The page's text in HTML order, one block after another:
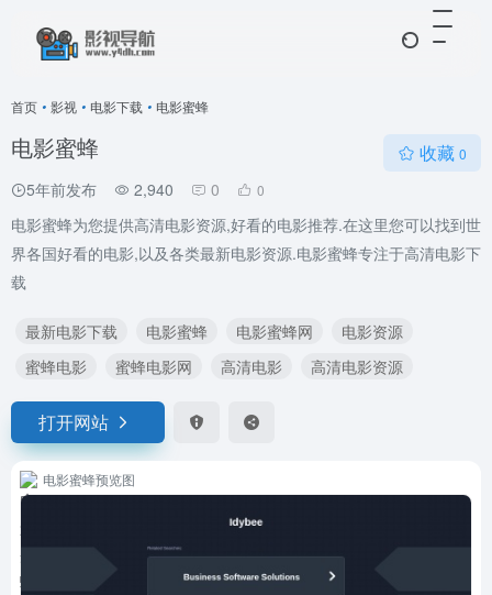
首页 • 影视 • 电影下载 • 电影蜜蜂
电影蜜蜂
5年前发布 2,940 0 0
收藏 0
电影蜜蜂为您提供高清电影资源,好看的电影推荐.在这里您可以找到世
界各国好看的电影,以及各类最新电影资源.电影蜜蜂专注于高清电影下
载
最新电影下载 电影蜜蜂 电影蜜蜂网
电影资源
蜜蜂电影
蜜蜂电影网 高清电影 高清电影资源
打开网站
电影蜜蜂预览图